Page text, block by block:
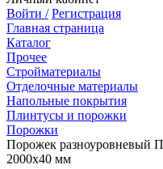
Войти / Регистрация
Главная страница
Каталог
Прочее
Стройматериалы
Отделочные материалы
Напольные покрытия
Плинтусы и порожки
Порожки
Порожек разноуровневый
2000х40 мм